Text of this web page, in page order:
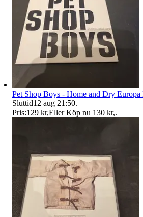
Pet Shop Boys - Home and Dry
Sluttid12 aug 21:50.
Pris:129 kr,Eller Köp nu 130 kr,.